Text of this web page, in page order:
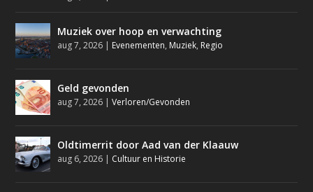
Muziek over hoop en verwachting
aug 7, 2026 | Evenementen, Muziek, Regio
Geld gevonden
aug 7, 2026 |Verloren/Gevonden
Oldtimerrit door Aad van der Klaauw
aug 6, 2026 | Cultuur en Historie